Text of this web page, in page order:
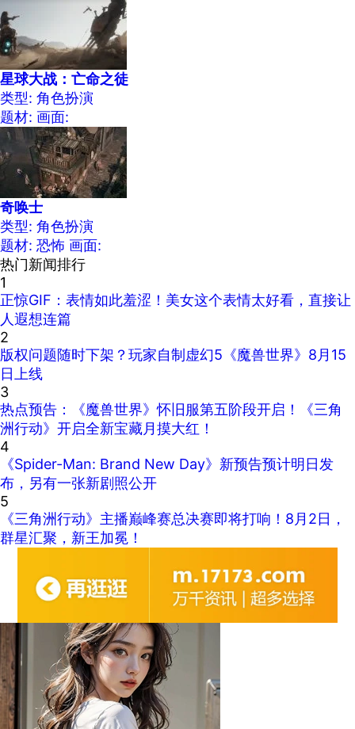
星球大战：亡命之徒
类型: 角色扮演
题材: 画面:
奇唤士
类型: 角色扮演
题材: 恐怖 画面:
热门新闻排行
1
正惊GIF：表情如此羞涩！美女这个表情太好看，直接让
人遐想连篇
2
版权问题随时下架？玩家自制虚幻5《魔兽世界》8月15
日上线
3
热点预告：《魔兽世界》怀旧服第五阶段开启！《三角
洲行动》开启全新宝藏月摸大红！
4
《Spider-Man: Brand New Day》新预告预计明日发
布，另有一张新剧照公开
5
《三角洲行动》主播巅峰赛总决赛即将打响！8月2日，
群星汇聚，新王加冕！